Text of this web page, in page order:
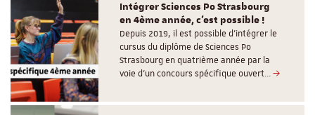
Intégrer Sciences Po Strasbourg
en 4ème année, c'est possible !
Depuis 2019, il est possible d’intégrer le
cursus du diplôme de Sciences Po
Strasbourg en quatrième année par la
voie d’un concours spécifique ouvert…